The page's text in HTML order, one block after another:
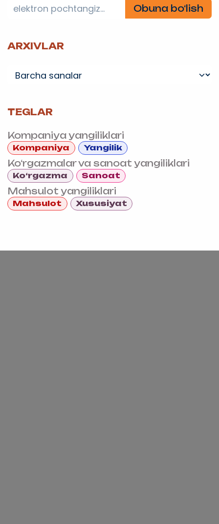
Obuna bo‘lish
ARXIVLAR
TEGLAR
Kompaniya yangiliklari
Kompaniya Yangilik
Ko‘rgazmalar va sanoat yangiliklari
Ko‘rgazma Sanoat
Mahsulot yangiliklari
Mahsulot Xususiyat